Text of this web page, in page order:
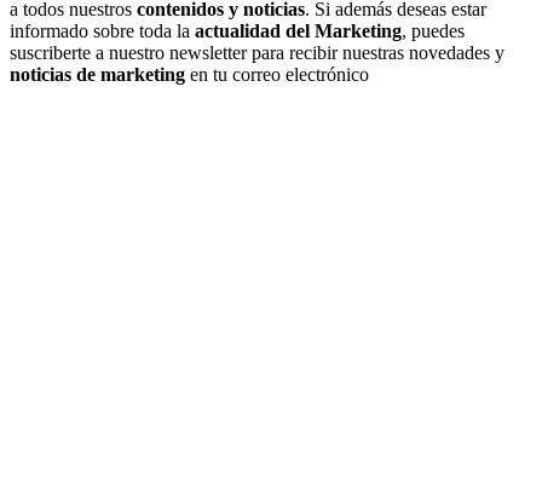
a todos nuestros contenidos y noticias. Si además deseas estar
informado sobre toda la actualidad del Marketing, puedes
suscriberte a nuestro newsletter para recibir nuestras novedades y
noticias de marketing en tu correo electrónico